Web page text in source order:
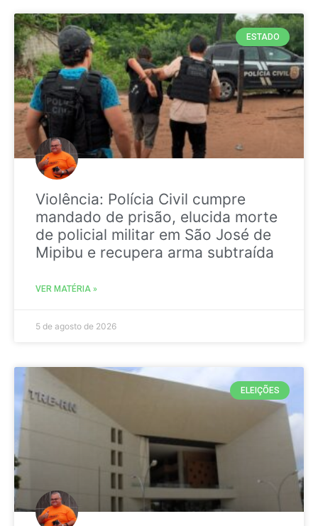
ESTADO
Violência: Polícia Civil cumpre
mandado de prisão, elucida morte
de policial militar em São José de
Mipibu e recupera arma subtraída
VER MATÉRIA »
5 de agosto de 2026
ELEIÇÕES